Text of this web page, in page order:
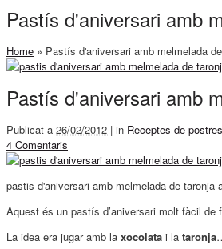
Pastís d'aniversari amb
Home » Pastís d'aniversari amb melmelada
Pastís d'aniversari amb
Publicat a 26/02/2012 | in Receptes de postres
4 Comentaris
pastis d'aniversari amb melmelada de taronja
Aquest és un pastís d’aniversari molt fàcil
La idea era jugar amb la xocolata i la taronja